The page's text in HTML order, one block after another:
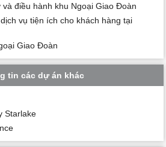
điều hành khu Ngoại Giao Đoàn
vụ tiện ích cho khách hàng tại
Giao Đoàn
tin các dự án khác
Starlake